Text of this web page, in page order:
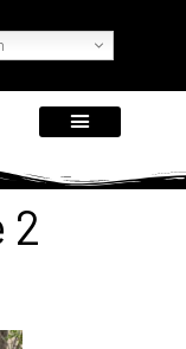
2